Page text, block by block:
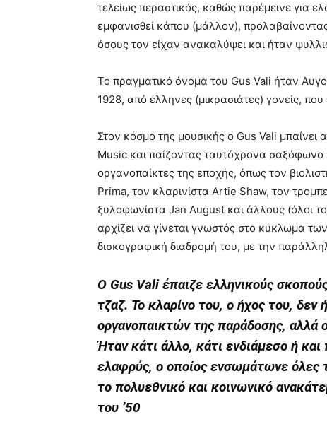
τελείως περαστικός, καθώς παρέμεινε για
εμφανισθεί κάπου (μάλλον),
όσους τον είχαν ανακαλύψει και ήταν
Το πραγματικό όνομα του Gus Vali ήταν
1928, από έλληνες (μικρασιάτες) γονείς,
Στον κόσμο της μουσικής ο Gus Vali
Music και παίζοντας ταυτόχρονα σαξόφωνο
οργανοπαίκτες της εποχής, όπως τον
Prima, τον κλαρινίστα Artie Shaw, τον
ξυλοφωνίστα Jan August και άλλους (όλοι
αρχίζει να γίνεται γνωστός στο κύκλωμα
δισκογραφική διαδρομή του, με την
Ο Gus Vali έπαιζε ελληνικούς
τζαζ. Το κλαρίνο του, ο ήχος του,
οργανοπαικτών της παράδοσης, αλλά
Ήταν κάτι άλλο, κάτι ενδιάμεσο ή
ελαφρύς, ο οποίος ενσωμάτωνε όλες
το πολυεθνικό και κοινωνικό
του ’50